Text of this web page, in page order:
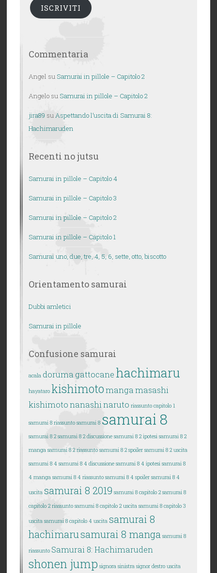
ISCRIVITI
Commentaria
Angel su Samurai in pillole – Capitolo 2
Angelo su Samurai in pillole – Capitolo 2
jira89 suAspettando l’uscita di Samurai 8:
Hachimaruden
Recenti no jutsu
Samurai in pillole – Capitolo 4
Samurai in pillole – Capitolo 3
Samurai in pillole – Capitolo 2
Samurai in pillole – Capitolo 1
Samurai uno, due, tre, 4, 5, 6, sette, otto, biscotto
Orientamento samurai
Dubbi amletici
Samurai in pillole
Confusione samurai
acala doruma gattocane hachimaru
hayataro kishimotomanga masashi
kishimotonanashi naruto riassunto capitolo 1
samurai 8 riassunto samurai 8 samurai 8
samurai 8 2 samurai 8 2 discussione samurai 8 2 ipotesi samurai 8 2
manga samurai 8 2 riassunto samurai 8 2 spoiler samurai 8 2 uscita
samurai 8 4 samurai 8 4 discussione samurai 8 4 ipotesi samurai 8
4 manga samurai 8 4 riassunto samurai 8 4 spoiler samurai 8 4
uscita samurai 8 2019 samurai 8 capitolo 2 samurai 8
capitolo 2 riassunto samurai 8 capitolo 2 uscita samurai 8 capitolo 3
uscita samurai 8 capitolo 4 uscita samurai 8
hachimarusamurai 8 manga samurai 8
riassunto Samurai 8: Hachimaruden
shonen jump signora sinistra signor destro uscita